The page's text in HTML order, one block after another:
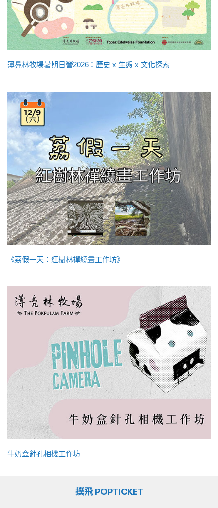
薄鳧林牧場暑期日營2026：歷史 x 生態 x 文化探索
《荔假一天：紅樹林禪繞畫工作坊》
牛奶盒針孔相機工作坊
撲飛 POPTICKET